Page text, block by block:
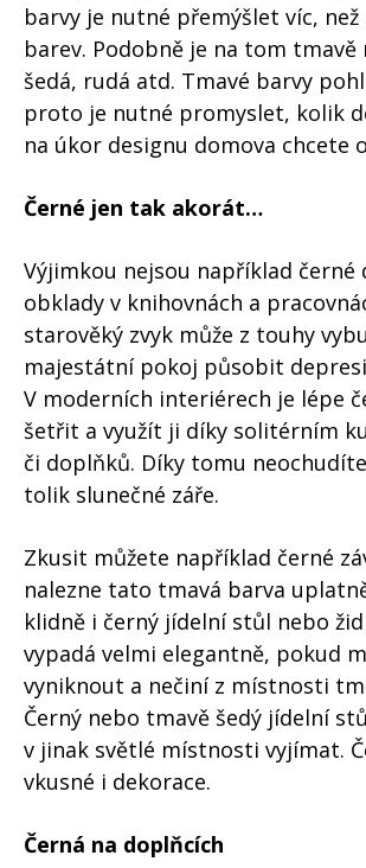
barvy je nutné přemýšlet víc, než
barev. Podobně je na tom
šedá, rudá atd. Tmavé barvy
proto je nutné promyslet, kolik
na úkor designu domova chcete
Černé jen tak akorát…
Výjimkou nejsou například černé
obklady v knihovnách a
starověký zvyk může z touhy
majestátní pokoj působit
V moderních interiérech je lépe
šetřit a využít ji díky solitérním
či doplňků. Díky tomu
tolik slunečné záře.
Zkusit můžete například černé
nalezne tato tmavá barva
klidně i černý jídelní stůl nebo
vypadá velmi elegantně, pokud
vyniknout a nečiní z místnosti
Černý nebo tmavě šedý jídelní
v jinak světlé místnosti vyjímat.
vkusné i dekorace.
Černá na doplňcích